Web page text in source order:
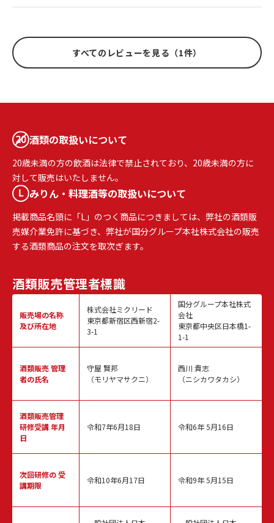
すべてのレビューを見る（1件）
酒類の取扱いについて
20歳未満の方の飲酒は法律で禁止されており、20歳未満の方に
対して販売はいたしません。
みりん・料理酒等の取扱いについて
掲載商品名頭に「L」のつく商品につきましては、弊社の酒類販
売媒介業免許に基づき、弊社が国分グループ本社株式会社の販売
する酒類商品の注文を取次ぎます。
酒類販売管理者標識
販売場の名称
及び所在地
酒類販売管理
者の氏名
酒類販売管理
研修受講 年月
日
次回研修の受
講期限
株式会社ミクリード
東京都新宿区西新宿2-
3-1
守屋 賢邦
（モリヤマサクニ）
令和7年6月18日
令和10年6月17日
国分グループ本社株式
会社
東京都中央区日本橋1-
1-1
西川 貴志
（ニシカワタカシ）
令和6年 5月16日
令和9年 5月15日